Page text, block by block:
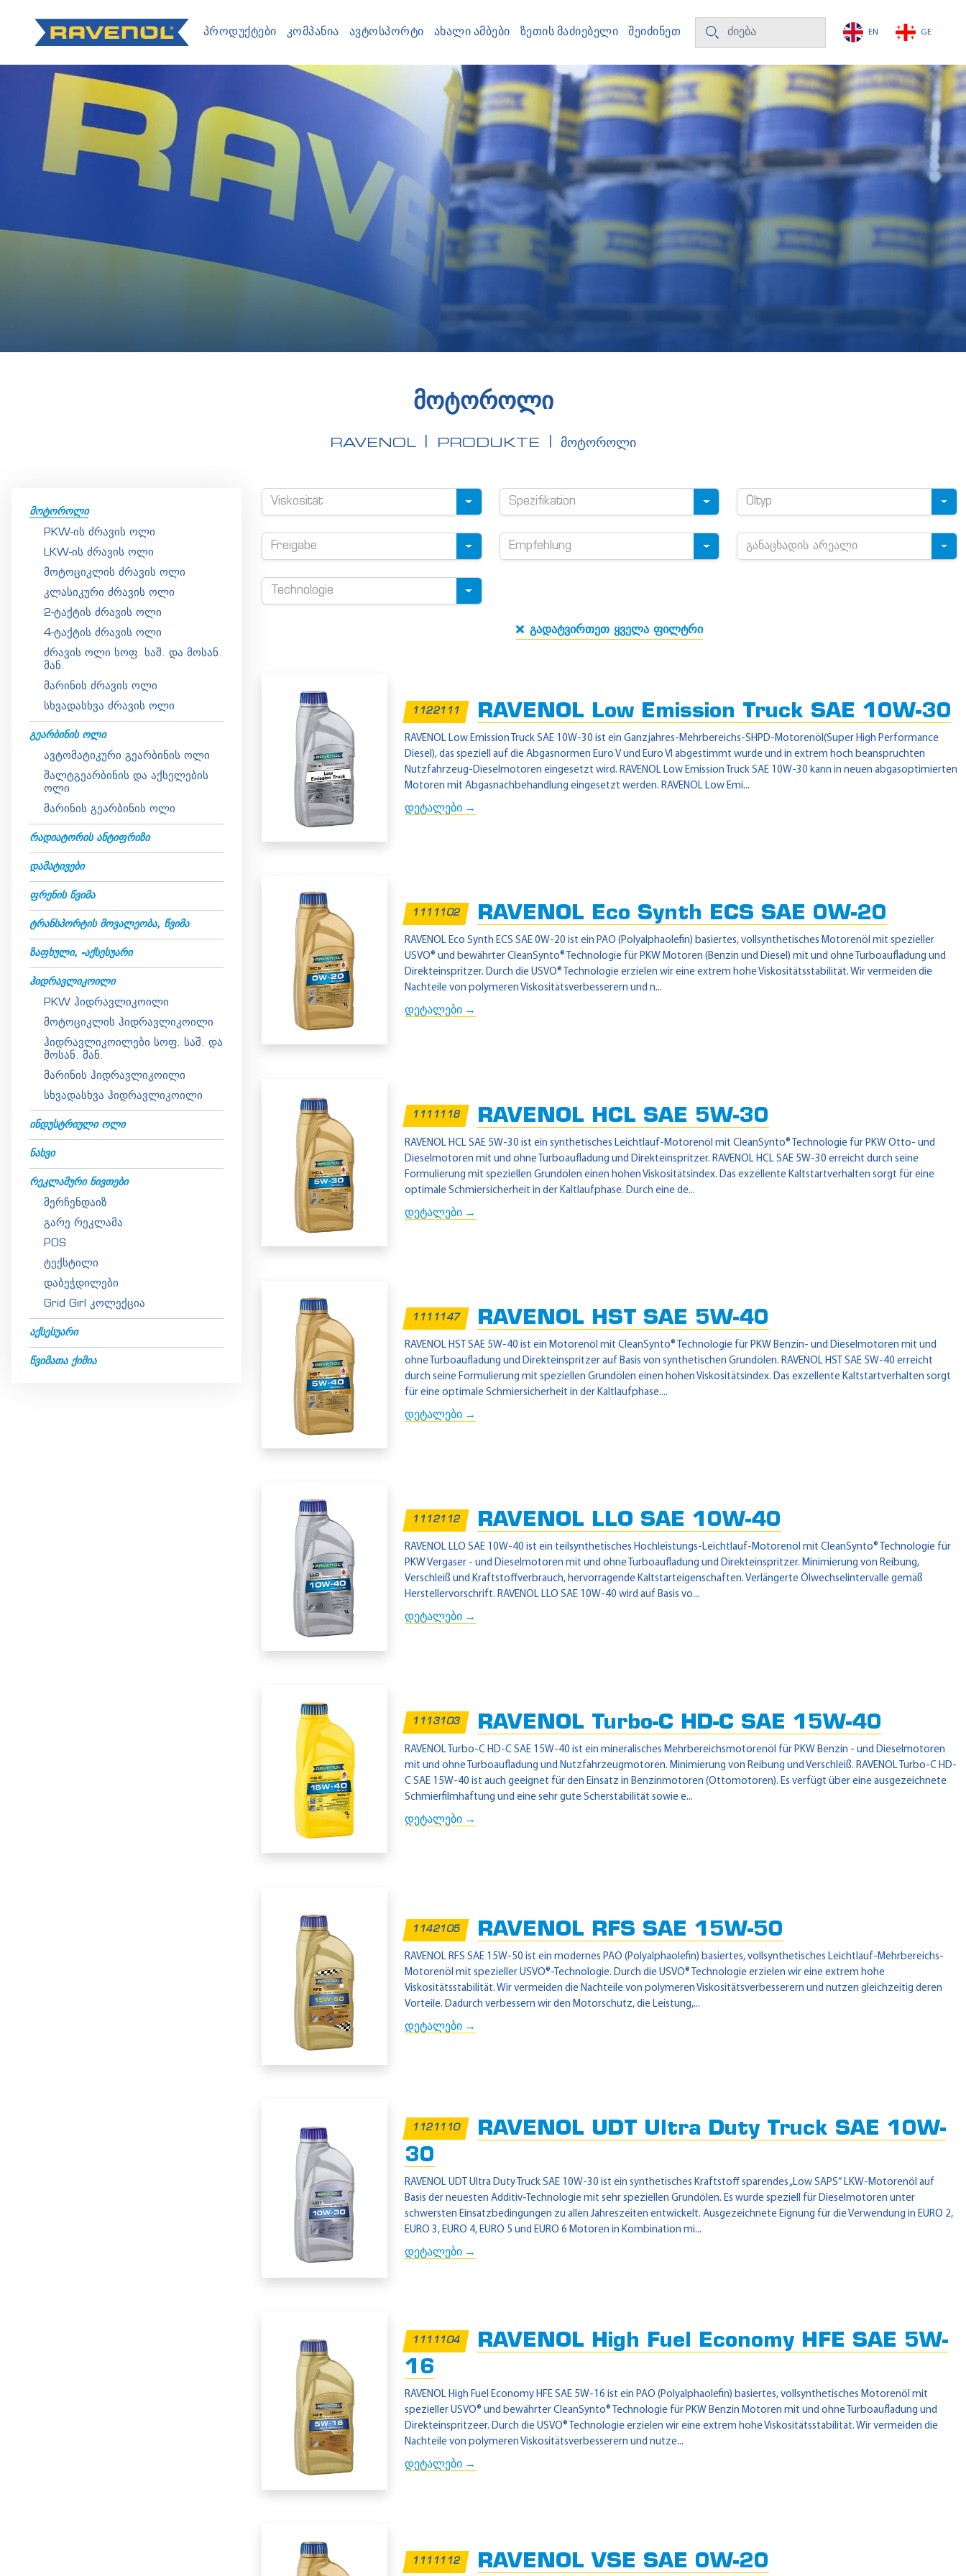
ᲞᲠᲝᲓᲣᲥᲢᲔᲑᲘ ᲙᲝᲛᲞᲐᲜᲘᲐ ᲐᲕᲢᲝᲡᲞᲝᲠᲢᲘ ᲐᲮᲐᲚᲘ ᲐᲛᲑᲔᲑᲘ ᲖᲔᲗᲘᲡ ᲛᲐᲫᲘᲔᲑᲔᲚᲘ ᲨᲔᲘᲫᲘᲜᲔᲗ EN GE
ᲛᲝᲢᲝᲠᲝᲚᲘ
RAVENOL PRODUKTE ᲛᲝᲢᲝᲠᲝᲚᲘ
ᲛᲝᲢᲝᲠᲝᲚᲘ
PKW-ის ძრავის ოლი
LKW-ის ძრავის ოლი
მოტოციკლის ძრავის ოლი
კლასიკური ძრავის ოლი
2-ტაქტის ძრავის ოლი
4-ტაქტის ძრავის ოლი
ძრავის ოლი სოფ. საშ. და მოსან.
მან.
მარინის ძრავის ოლი
სხვადასხვა ძრავის ოლი
ᲒᲔᲐᲠᲑᲘᲜᲘᲡ ᲝᲚᲘ
ავტომატიკური გეარბინის ოლი
შალტგეარბინის და აქსელების
ოლი
მარინის გეარბინის ოლი
ᲠᲐᲓᲘᲐᲢᲝᲠᲘᲡ ᲐᲜᲢᲘᲤᲠᲘᲖᲘ
ᲓᲐᲛᲐᲢᲘᲕᲔᲑᲘ
ᲤᲠᲔᲜᲘᲡ ᲬᲕᲘᲛᲐ
ᲢᲠᲐᲜᲡᲞᲝᲠᲢᲘᲡ ᲛᲝᲕᲐᲚᲔᲝᲑᲐ, ᲬᲕᲘᲛᲐ
ᲖᲐᲤᲮᲣᲚᲘ, -ᲐᲥᲡᲔᲡᲣᲐᲠᲘ
ᲰᲘᲓᲠᲐᲕᲚᲘᲙᲝᲘᲚᲘ
PKW ჰიდრავლიკოილი
მოტოციკლის ჰიდრავლიკოილი
ჰიდრავლიკოილები სოფ. საშ. და
მოსან. მან.
მარინის ჰიდრავლიკოილი
სხვადასხვა ჰიდრავლიკოილი
ᲘᲜᲓᲣᲡᲢᲠᲘᲣᲚᲘ ᲝᲚᲘ
ᲜᲐᲮᲕᲘ
ᲠᲔᲙᲚᲐᲛᲣᲠᲘ ᲜᲘᲕᲗᲔᲑᲘ
მერჩენდაიზ
გარე რეკლამა
POS
ტექსტილი
დაბეჭდილები
Grid Girl კოლექცია
ᲐᲥᲡᲔᲡᲣᲐᲠᲘ
ᲬᲕᲘᲛᲐᲗᲐ ᲥᲘᲛᲘᲐ
Viskosität Spezifikation Öltyp
Freigabe Empfehlung განაცხადის არეალი
Technologie
გადატვირთეთ ყველა ფილტრი
1122111 RAVENOL Low Emission Truck SAE 10W-30
RAVENOL Low Emission Truck SAE 10W-30 ist ein Ganzjahres-Mehrbereichs-SHPD-Motorenöl(Super High Performance
Diesel), das speziell auf die Abgasnormen Euro V und Euro VI abgestimmt wurde und in extrem hoch beanspruchten
Nutzfahrzeug-Dieselmotoren eingesetzt wird. RAVENOL Low Emission Truck SAE 10W-30 kann in neuen abgasoptimierten
Motoren mit Abgasnachbehandlung eingesetzt werden. RAVENOL Low Emi...
დეტალები →
1111102 RAVENOL Eco Synth ECS SAE 0W-20
RAVENOL Eco Synth ECS SAE 0W-20 ist ein PAO (Polyalphaolefin) basiertes, vollsynthetisches Motorenöl mit spezieller
USVO® und bewährter CleanSynto® Technologie für PKW Motoren (Benzin und Diesel) mit und ohne Turboaufladung und
Direkteinspritzer. Durch die USVO® Technologie erzielen wir eine extrem hohe Viskositätsstabilität. Wir vermeiden die
Nachteile von polymeren Viskositätsverbesserern und n...
დეტალები →
1111118 RAVENOL HCL SAE 5W-30
RAVENOL HCL SAE 5W-30 ist ein synthetisches Leichtlauf-Motorenöl mit CleanSynto® Technologie für PKW Otto- und
Dieselmotoren mit und ohne Turboaufladung und Direkteinspritzer. RAVENOL HCL SAE 5W-30 erreicht durch seine
Formulierung mit speziellen Grundölen einen hohen Viskositätsindex. Das exzellente Kaltstartverhalten sorgt für eine
optimale Schmiersicherheit in der Kaltlaufphase. Durch eine de...
დეტალები →
1111147 RAVENOL HST SAE 5W-40
RAVENOL HST SAE 5W-40 ist ein Motorenöl mit CleanSynto® Technologie für PKW Benzin- und Dieselmotoren mit und
ohne Turboaufladung und Direkteinspritzer auf Basis von synthetischen Grundölen. RAVENOL HST SAE 5W-40 erreicht
durch seine Formulierung mit speziellen Grundölen einen hohen Viskositätsindex. Das exzellente Kaltstartverhalten sorgt
für eine optimale Schmiersicherheit in der Kaltlaufphase....
დეტალები →
1112112 RAVENOL LLO SAE 10W-40
RAVENOL LLO SAE 10W-40 ist ein teilsynthetisches Hochleistungs-Leichtlauf-Motorenöl mit CleanSynto® Technologie für
PKW Vergaser - und Dieselmotoren mit und ohne Turboaufladung und Direkteinspritzer. Minimierung von Reibung,
Verschleiß und Kraftstoffverbrauch, hervorragende Kaltstarteigenschaften. Verlängerte Ölwechselintervalle gemäß
Herstellervorschrift. RAVENOL LLO SAE 10W-40 wird auf Basis vo...
დეტალები →
1113103 RAVENOL Turbo-C HD-C SAE 15W-40
RAVENOL Turbo-C HD-C SAE 15W-40 ist ein mineralisches Mehrbereichsmotorenöl für PKW Benzin - und Dieselmotoren
mit und ohne Turboaufladung und Nutzfahrzeugmotoren. Minimierung von Reibung und Verschleiß. RAVENOL Turbo-C HD-
C SAE 15W-40 ist auch geeignet für den Einsatz in Benzinmotoren (Ottomotoren). Es verfügt über eine ausgezeichnete
Schmierfilmhaftung und eine sehr gute Scherstabilität sowie e...
დეტალები →
1142105 RAVENOL RFS SAE 15W-50
RAVENOL RFS SAE 15W-50 ist ein modernes PAO (Polyalphaolefin) basiertes, vollsynthetisches Leichtlauf-Mehrbereichs-
Motorenöl mit spezieller USVO®-Technologie. Durch die USVO® Technologie erzielen wir eine extrem hohe
Viskositätsstabilität. Wir vermeiden die Nachteile von polymeren Viskositätsverbesserern und nutzen gleichzeitig deren
Vorteile. Dadurch verbessern wir den Motorschutz, die Leistung,...
დეტალები →
1121110
RAVENOL UDT Ultra Duty Truck SAE 10W-
30
RAVENOL UDT Ultra Duty Truck SAE 10W-30 ist ein synthetisches Kraftstoff sparendes „Low SAPS“ LKW-Motorenöl auf
Basis der neuesten Additiv-Technologie mit sehr speziellen Grundölen. Es wurde speziell für Dieselmotoren unter
schwersten Einsatzbedingungen zu allen Jahreszeiten entwickelt. Ausgezeichnete Eignung für die Verwendung in EURO 2,
EURO 3, EURO 4, EURO 5 und EURO 6 Motoren in Kombination mi...
დეტალები →
1111104
RAVENOL High Fuel Economy HFE SAE 5W-
16
RAVENOL High Fuel Economy HFE SAE 5W-16 ist ein PAO (Polyalphaolefin) basiertes, vollsynthetisches Motorenöl mit
spezieller USVO® und bewährter CleanSynto® Technologie für PKW Benzin Motoren mit und ohne Turboaufladung und
Direkteinspritzeer. Durch die USVO® Technologie erzielen wir eine extrem hohe Viskositätsstabilität. Wir vermeiden die
Nachteile von polymeren Viskositätsverbesserern und nutze...
დეტალები →
1111112 RAVENOL VSE SAE 0W-20